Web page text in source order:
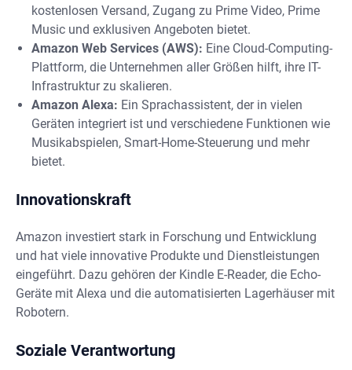
kostenlosen Versand, Zugang zu Prime Video, Prime
Music und exklusiven Angeboten bietet.
Amazon Web Services (AWS): Eine Cloud-Computing-
Plattform, die Unternehmen aller Größen hilft, ihre IT-
Infrastruktur zu skalieren.
Amazon Alexa: Ein Sprachassistent, der in vielen
Geräten integriert ist und verschiedene Funktionen wie
Musikabspielen, Smart-Home-Steuerung und mehr
bietet.
Innovationskraft
Amazon investiert stark in Forschung und Entwicklung
und hat viele innovative Produkte und Dienstleistungen
eingeführt. Dazu gehören der Kindle E-Reader, die Echo-
Geräte mit Alexa und die automatisierten Lagerhäuser mit
Robotern.
Soziale Verantwortung